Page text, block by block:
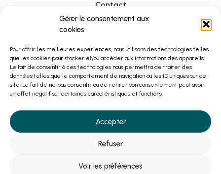
Gérer le consentement aux
cookies
Pour offrir les meilleures expériences, nous utilisons des technologies telles
que les cookies pour stocker et/ou accéder aux informations des appareils.
Le fait de consentir à ces technologies nous permettra de traiter des
données telles que le comportement de navigation ou les ID uniques sur ce
site. Le fait de ne pas consentir ou de retirer son consentement peut avoir
un effet négatif sur certaines caractéristiques et fonctions.
Accepter
Refuser
Voir les préférences
Contact
Zones d'activités
Mentions Légales
Confidentialité
Fait avec amour par Numéria Communication
Parcourez nos annonces sur